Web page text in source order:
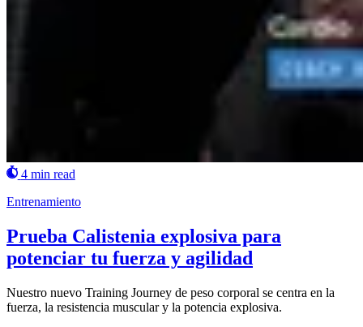
4 min read
Entrenamiento
Prueba Calistenia explosiva para
potenciar tu fuerza y agilidad
Nuestro nuevo Training Journey de peso corporal se centra en la
fuerza, la resistencia muscular y la potencia explosiva.